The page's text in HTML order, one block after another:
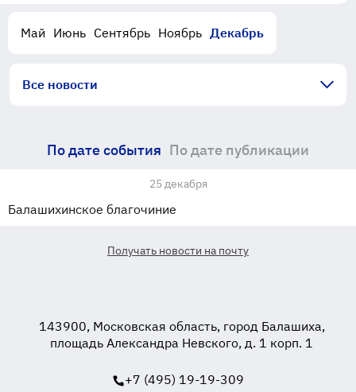
Май Июнь Сентябрь Ноябрь Декабрь
Все новости
По дате события По дате публикации
25 декабря
Балашихинское благочиние
Получать новости на почту
143900, Московская область, город Балашиха,
площадь Александра Невского, д. 1 корп. 1
+7 (495) 19-19-309